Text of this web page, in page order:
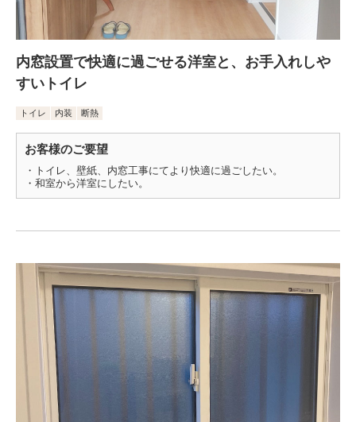
内窓設置で快適に過ごせる洋室と、お手入れしや
すいトイレ
トイレ 内装 断熱
お客様のご要望
・トイレ、壁紙、内窓工事にてより快適に過ごしたい。
・和室から洋室にしたい。